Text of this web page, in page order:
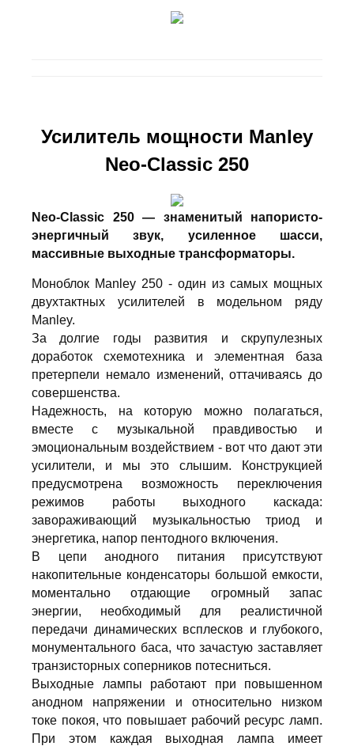
Усилитель мощности Manley
Neo-Classic 250
Neo-Classic 250 — знаменитый напористо-
энергичный звук, усиленное шасси,
массивные выходные трансформаторы.
Моноблок Manley 250 - один из самых мощных
двухтактных усилителей в модельном ряду
Manley.
За долгие годы развития и скрупулезных
доработок схемотехника и элементная база
претерпели немало изменений, оттачиваясь до
совершенства.
Надежность, на которую можно полагаться,
вместе с музыкальной правдивостью и
эмоциональным воздействием - вот что дают эти
усилители, и мы это слышим. Конструкцией
предусмотрена возможность переключения
режимов работы выходного каскада:
завораживающий музыкальностью триод и
энергетика, напор пентодного включения.
В цепи анодного питания присутствуют
накопительные конденсаторы большой емкости,
моментально отдающие огромный запас
энергии, необходимый для реалистичной
передачи динамических всплесков и глубокого,
монументального баса, что зачастую заставляет
транзисторных соперников потесниться.
Выходные лампы работают при повышенном
анодном напряжении и относительно низком
токе покоя, что повышает рабочий ресурс ламп.
При этом каждая выходная лампа имеет